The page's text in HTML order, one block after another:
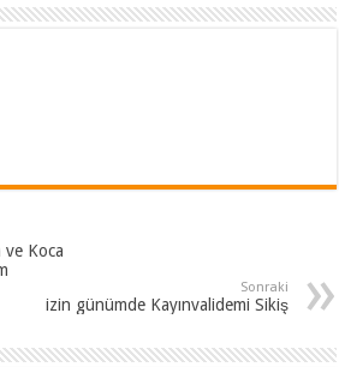
Koca
Sonraki
izin günümde Kayınvalidemi Sikiş